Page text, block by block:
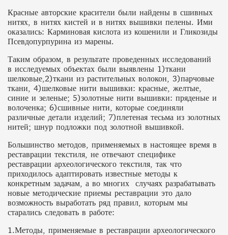
Красные авторские красители были найдены в сшивных
нитях, в нитях кистей и в нитях вышивки пелены. Ими
оказались: Карминовая кислота из кошенили и Гликозиды
Псевдопурпурина из марены.
Таким образом, в результате проведенных исследований
в исследуемых объектах были выявлены 1)ткани
шелковые,2)ткани из растительных волокон, 3)парчовые
ткани, 4)шелковые нити вышивки: красные, желтые,
синие и зеленые; 5)золотные нити вышивки: пряденые и
волоченка; 6)сшивные нити, которые соединяли
различные детали изделий; 7)плетеная тесьма из золотных
нитей; шнур подложки под золотной вышивкой.
Большинство методов, применяемых в настоящее время в
реставрации текстиля, не отвечают специфике
реставрации археологического текстиля, так что
приходилось адаптировать известные методы к
конкретным задачам, а во многих случаях разрабатывать
новые методические приемы реставрации это дало
возможность выработать ряд правил, которым мы
старались следовать в работе:
1.Методы, применяемые в реставрации археологического